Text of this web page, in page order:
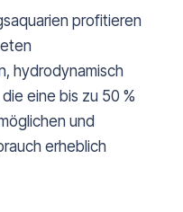
profitieren
hydrodynamisch
eine bis zu 50 %
und
erheblich